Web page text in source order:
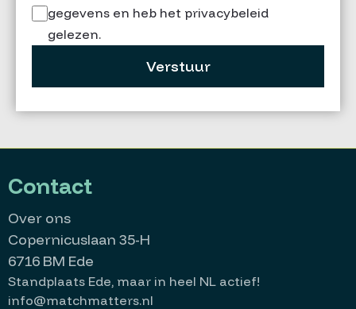
gegevens en heb het privacybeleid
gelezen.
Verstuur
Contact
Over ons
Copernicuslaan 35-H
6716 BM Ede
Standplaats Ede, maar in heel NL actief!
info@matchmatters.nl